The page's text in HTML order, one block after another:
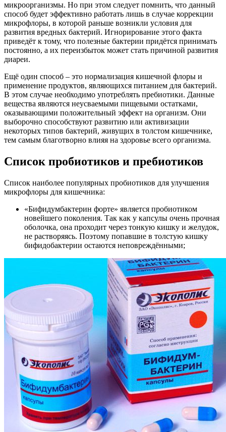
микроорганизмы. Но при этом следует помнить, что данный
способ будет эффективно работать лишь в случае коррекции
микрофлоры, в которой раньше возникли условия для
развития вредных бактерий. Игнорирование этого факта
приведёт к тому, что полезные бактерии придётся принимать
постоянно, а их переизбыток может стать причиной развития
диареи.
Ещё один способ – это нормализация кишечной флоры и
применение продуктов, являющихся питанием для бактерий.
В этом случае необходимо употреблять пребиотики. Данные
вещества являются неусваемыми пищевыми остатками,
оказывающими положительный эффект на организм. Они
выборочно способствуют развитию или активизации
некоторых типов бактерий, живущих в толстом кишечнике,
тем самым благотворно влияя на здоровье всего организма.
Список пробиотиков и пребиотиков
Список наиболее популярных пробиотиков для улучшения
микрофлоры для кишечника:
«Бифидумбактерин форте» является пробиотиком
новейшего поколения. Так как у капсулы очень прочная
оболочка, она проходит через тонкую кишку и желудок,
не растворяясь. Поэтому попавшие в толстую кишку
бифидобактерии остаются неповреждёнными;